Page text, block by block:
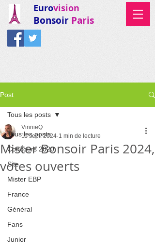
Eurovision
Bonsoir Paris
Post
Tous les posts
Concours 2020
Site
Mister EBP
France
Général
Fans
Junior
Tous les posts
Mister Bonsoir Paris 2024,
votes ouverts
VinnieQ
11 sept. 2024 1 min de lecture